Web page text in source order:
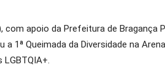
com apoio da Prefeitura de Bragança
a 1ª Queimada da Diversidade na
LGBTQIA+.